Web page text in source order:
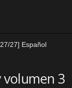
3